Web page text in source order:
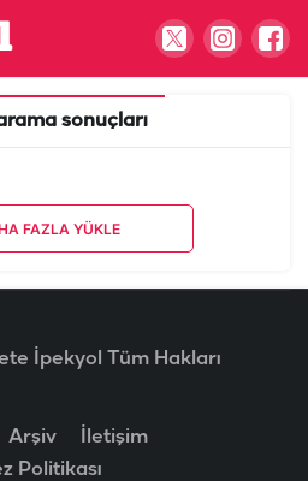
sonuçları
FAZLA YÜKLE
İpekyol Tüm Hakları
Arşiv
İletişim
Politikası